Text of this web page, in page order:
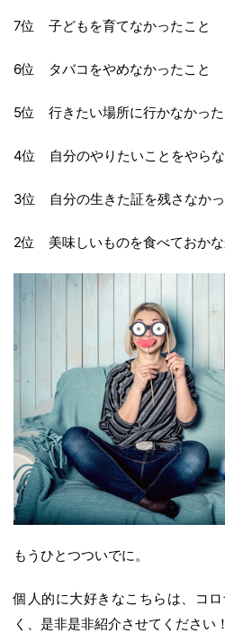
7位 子どもを育てなかったこと
6位 タバコをやめなかったこと
5位 行きたい場所に行かなかった
4位 自分のやりたいことをやらな
3位 自分の生きた証を残さなかっ
2位 美味しいものを食べておかな
もうひとつついでに。
個人的に大好きなこちらは、コ
く、是非是非紹介させてください！